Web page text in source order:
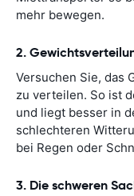
mehr bewegen.
2.
Versuchen Sie, das
zu verteilen. So ist
und liegt besser in
schlechteren
bei Regen oder
3. Die schweren